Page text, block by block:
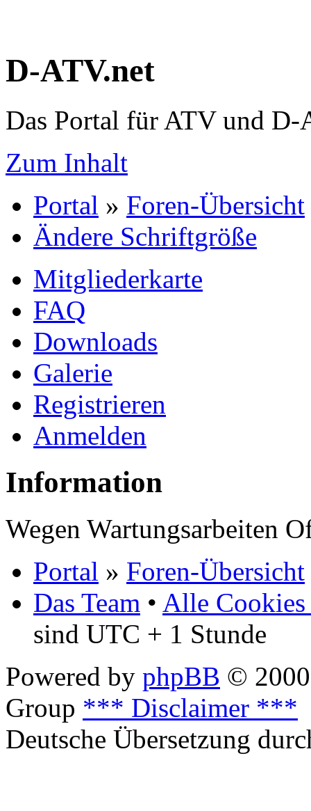
D-ATV.net
Das Portal für ATV und D-
Zum Inhalt
Portal » Foren-Übersicht
Ändere Schriftgröße
Mitgliederkarte
FAQ
Downloads
Galerie
Registrieren
Anmelden
Information
Wegen Wartungsarbeiten
Portal » Foren-Übersicht
Das Team • Alle Cookies
sind UTC + 1 Stunde
Powered by phpBB ©
Group *** Disclaimer ***
Deutsche Übersetzung